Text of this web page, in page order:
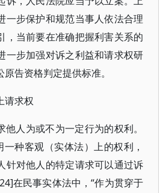
一步保护和规范当事人依法合理
，当前要在准确把握利害关系的
一步加强对诉之利益和请求权研
告资格判定提供标准。
请求权
他人为或不为一定行为的权利。
种客观（实体法）上的权利，
针对他人的特定请求可以通过诉
在民事实体法中，“作为贯穿于